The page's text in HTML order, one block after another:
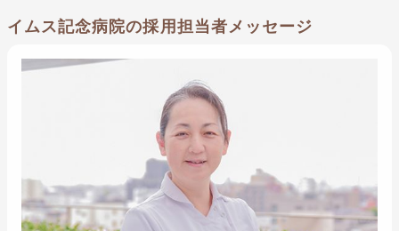
イムス記念病院の採用担当者メッセージ